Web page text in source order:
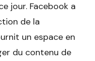
jour. Facebook a
de la
un espace en
du contenu de